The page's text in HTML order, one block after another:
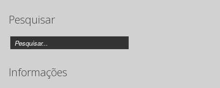
Releases
Pesquisar
Informações